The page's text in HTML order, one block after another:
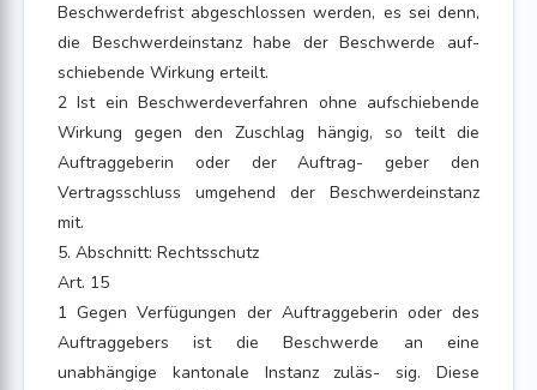
Beschwerdefrist abgeschlossen werden, es sei denn,
die Beschwerdeinstanz habe der Beschwerde auf-
schiebende Wirkung erteilt.
2 Ist ein Beschwerdeverfahren ohne aufschiebende
Wirkung gegen den Zuschlag hängig, so teilt die
Auftraggeberin oder der Auftrag- geber den
Vertragsschluss umgehend der Beschwerdeinstanz
mit.
5. Abschnitt: Rechtsschutz
Art. 15
1 Gegen Verfügungen der Auftraggeberin oder des
Auftraggebers ist die Beschwerde an eine
unabhängige kantonale Instanz zuläs- sig. Diese